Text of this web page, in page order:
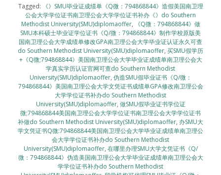
Tagged:
《》SMU毕业证成绩单《Q微：794868844》造假美国南卫理
公会大学学位证书南卫理公会大学学位证书补办《》do Southern
Methodist University(SMU)diplomaoffer,
《Q微：794868844》做
SMU本科硕士毕业证学位证书《Q/微：794868844》制作学校原版美
国南卫理公会大学成绩单修改GPA南卫理公会大学毕业证认证永久可查
do Southern Methodist University(SMU)diplomaoffer, 买SMU假学历
+《Q微;794868844》美国南卫理公会大学毕业证成绩单南卫理公会大
学真实学历认证官网可查do Southern Methodist
University(SMU)diplomaoffer, 伪造SMU假毕业证书《Q/微：
794868844》美国南卫理公会大学文凭证书成绩单GPA修改南卫理公会
大学学位证书补办do Southern Methodist
University(SMU)diplomaoffer, 做SMU假毕业证书学位证
微;794868844美国南卫理公会大学学位证书南卫理公会大学学位证书
补做do Southern Methodist University(SMU)diplomaoffer, 办SMU大
学文凭证书Q微:794868844美国南卫理公会大学毕业证成绩单南卫理公
会大学学位证书补办do Southern Methodist
University(SMU)diplomaoffer, 在哪里办理SMU大学文凭证书《Q/
微：794868844》伪造美国南卫理公会大学毕业证成绩单南卫理公会大
学学位证书补办do Southern Methodist